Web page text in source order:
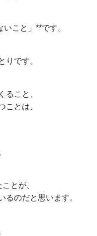
こと」**です。
りです。
ること、
ことは、
とが、
るのだと思います。